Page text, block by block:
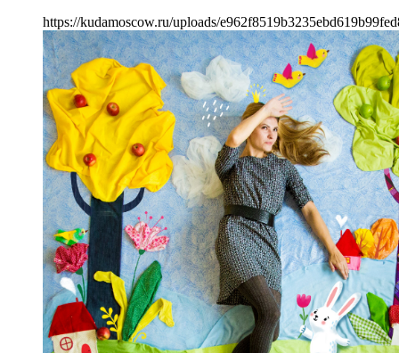
https://kudamoscow.ru/uploads/